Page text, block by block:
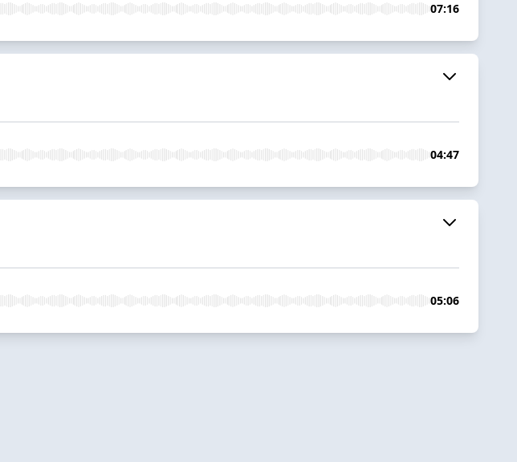
07:16
04:47
05:06